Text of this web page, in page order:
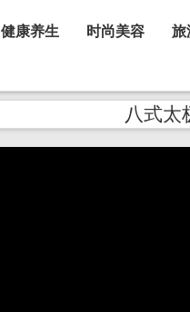
健康养生 时尚美容 旅
八式太